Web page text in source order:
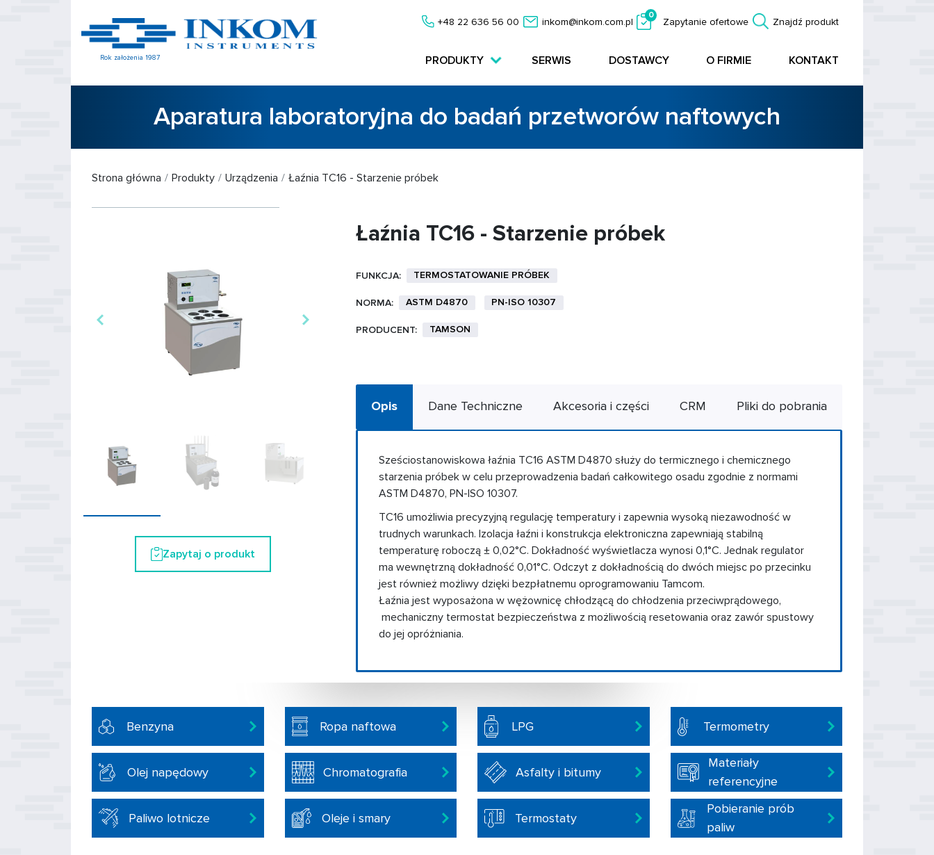
Rok założenia 1987
+48 22 636 56 00 inkom@inkom.com.pl Zapytanie ofertowe
0
Znajdź produkt
PRODUKTY SERWIS DOSTAWCY O FIRMIE KONTAKT
Aparatura laboratoryjna do badań przetworów naftowych
Strona główna Produkty Urządzenia Łaźnia TC16 - Starzenie próbek
Zapytaj o produkt
Łaźnia TC16 - Starzenie próbek
FUNKCJA: TERMOSTATOWANIE PRÓBEK
NORMA: ASTM D4870 PN-ISO 10307
PRODUCENT: TAMSON
Opis Dane Techniczne Akcesoria i części CRM Pliki do pobrania
Sześciostanowiskowa łaźnia TC16 ASTM D4870 służy do termicznego i chemicznego
starzenia próbek w celu przeprowadzenia badań całkowitego osadu zgodnie z normami
ASTM D4870, PN-ISO 10307.
TC16 umożliwia precyzyjną regulację temperatury i zapewnia wysoką niezawodność w
trudnych warunkach. Izolacja łaźni i konstrukcja elektroniczna zapewniają stabilną
temperaturę roboczą ± 0,02°C. Dokładność wyświetlacza wynosi 0,1°C. Jednak regulator
ma wewnętrzną dokładność 0,01°C. Odczyt z dokładnością do dwóch miejsc po przecinku
jest również możliwy dzięki bezpłatnemu oprogramowaniu Tamcom.
Łaźnia jest wyposażona w wężownicę chłodzącą do chłodzenia przeciwprądowego,
mechaniczny termostat bezpieczeństwa z możliwością resetowania oraz zawór spustowy
do jej opróżniania.
Benzyna Ropa naftowa LPG Termometry
Olej napędowy Chromatografia Asfalty i bitumy
Materiały
referencyjne
Paliwo lotnicze Oleje i smary Termostaty
Pobieranie prób
paliw